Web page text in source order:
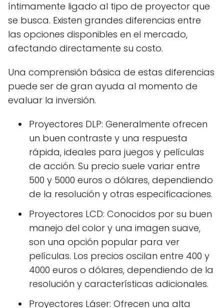
íntimamente ligado al tipo de proyector que
se busca. Existen grandes diferencias entre
las opciones disponibles en el mercado,
afectando directamente su costo.
Una comprensión básica de estas diferencias
puede ser de gran ayuda al momento de
evaluar la inversión.
Proyectores DLP: Generalmente ofrecen
un buen contraste y una respuesta
rápida, ideales para juegos y películas
de acción. Su precio suele variar entre
500 y 5000 euros o dólares, dependiendo
de la resolución y otras especificaciones.
Proyectores LCD: Conocidos por su buen
manejo del color y una imagen suave,
son una opción popular para ver
películas. Los precios oscilan entre 400 y
4000 euros o dólares, dependiendo de la
resolución y características adicionales.
Proyectores Láser: Ofrecen una alta